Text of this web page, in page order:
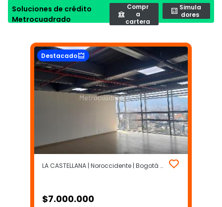
Soluciones de crédito
Metrocuadrado
Compr
a
cartera
Simula
dores
Destacado
LA CASTELLANA | Noroccidente | Bogotá D.C.
$7.000.000